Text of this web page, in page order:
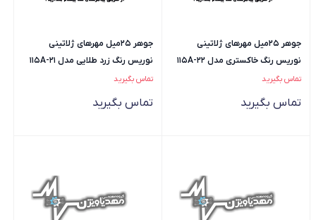
جوهر 25میل مهرهای ژلاتینی
نوریس رنگ خاکستری مدل 115A-22
تماس بگیرید
تماس بگیرید
جوهر 25میل مهرهای ژلاتینی
نوریس رنگ زرد طلایی مدل 115A-21
تماس بگیرید
تماس بگیرید